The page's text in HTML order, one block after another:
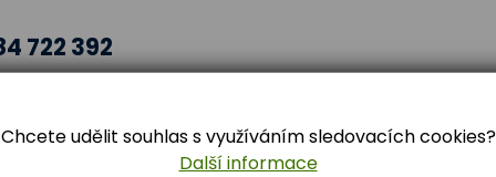
722 392
Chcete udělit souhlas s využíváním sledovacích cookies?
Další informace